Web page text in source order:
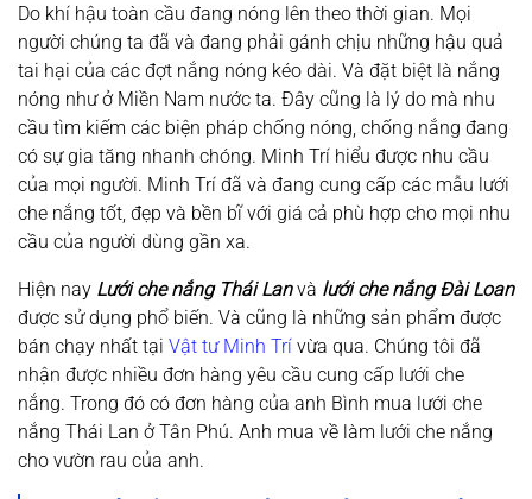
Do khí hậu toàn cầu đang nóng lên theo thời gian. Mọi
người chúng ta đã và đang phải gánh chịu những hậu quả
tai hại của các đợt nắng nóng kéo dài. Và đặt biệt là nắng
nóng như ở Miền Nam nước ta. Đây cũng là lý do mà nhu
cầu tìm kiếm các biện pháp chống nóng, chống nắng đang
có sự gia tăng nhanh chóng. Minh Trí hiểu được nhu cầu
của mọi người. Minh Trí đã và đang cung cấp các mẫu lưới
che nắng tốt, đẹp và bền bĩ với giá cả phù hợp cho mọi nhu
cầu của người dùng gần xa.
Hiện nay Lưới che nắng Thái Lanvà lưới che nắng Đài Loan
được sử dụng phổ biến. Và cũng là những sản phẩm được
bán chạy nhất tại Vật tư Minh Trí vừa qua. Chúng tôi đã
nhận được nhiều đơn hàng yêu cầu cung cấp lưới che
nắng. Trong đó có đơn hàng của anh Bình mua lưới che
nắng Thái Lan ở Tân Phú. Anh mua về làm lưới che nắng
cho vườn rau của anh.